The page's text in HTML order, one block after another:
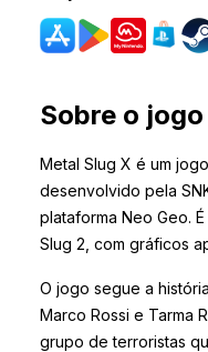
Sobre o jogo
Metal Slug X é um
desenvolvido pela
plataforma Neo Geo.
Slug 2, com gráficos
O jogo segue a
Marco Rossi e Tarma
grupo de terroristas